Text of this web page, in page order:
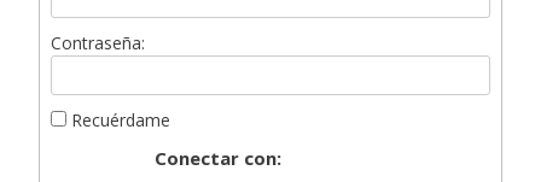
Contraseña:
Recuérdame
Conectar con: